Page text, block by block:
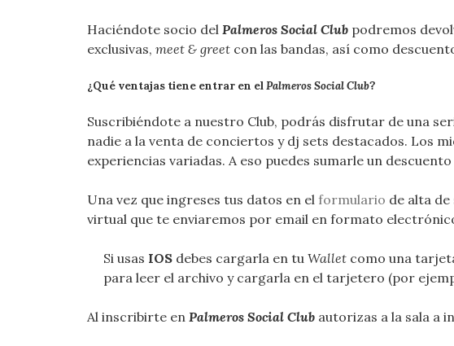
Haciéndote socio del Palmeros Social Club podremos
exclusivas, meet & greet con las bandas, así como
¿Qué ventajas tiene entrar en elPalmeros Social Club?
Suscribiéndote a nuestro Club, podrás disfrutar de una
nadie a la venta de conciertos y dj sets destacados. Los
experiencias variadas. A eso puedes sumarle un
Una vez que ingreses tus datos en el formulario de alta
virtual que te enviaremos por email en formato
Si usas IOS debes cargarla en tu Wallet como una
para leer el archivo y cargarla en el tarjetero (por
Al inscribirte en Palmeros Social Club autorizas a la sala a